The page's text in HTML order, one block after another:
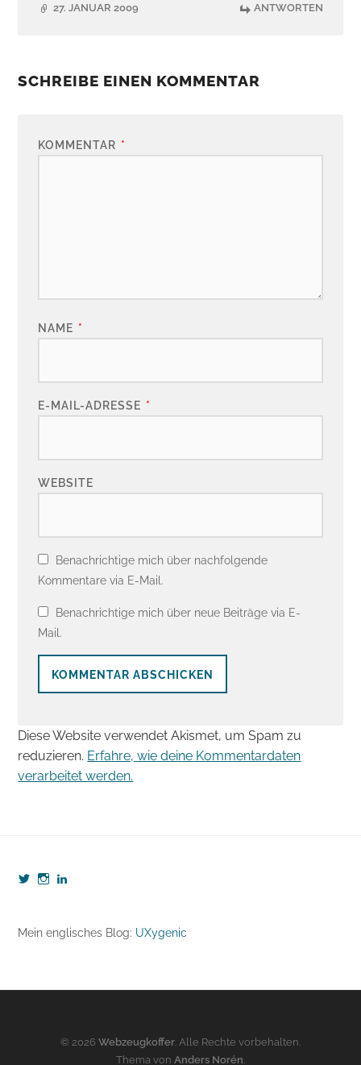
27. JANUAR 2009 ANTWORTEN
SCHREIBE EINEN KOMMENTAR
KOMMENTAR *
NAME *
E-MAIL-ADRESSE *
WEBSITE
Benachrichtige mich über nachfolgende
Kommentare via E-Mail.
Benachrichtige mich über neue Beiträge via E-
Mail.
Diese Website verwendet Akismet, um Spam zu
reduzieren. Erfahre, wie deine Kommentardaten
verarbeitet werden.
Profil
Twitter
anzeigen
Profil
Instagram
anzeigen
8190b5b7
Mein englisches Blog: UXygenic
© 2026 Webzeugkoffer . Alle Rechte vorbehalten.
Thema von Anders Norén